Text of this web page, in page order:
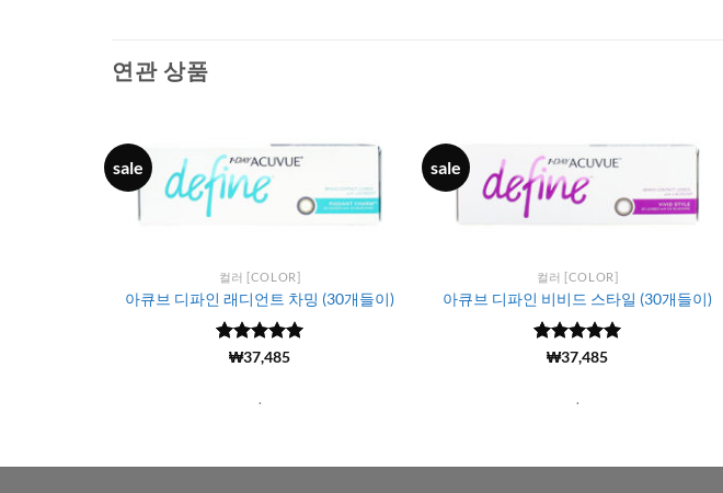
연관 상품
sale
컬러 [COLOR]
아큐브 디파인 래디언트 차밍 (30개들이)
5 중에서
(5940)
₩37,485
.
sale
컬러 [COLOR]
아큐브 디파인 비비드 스타일 (30개들이)
5 중에서
(7376)
₩37,485
.